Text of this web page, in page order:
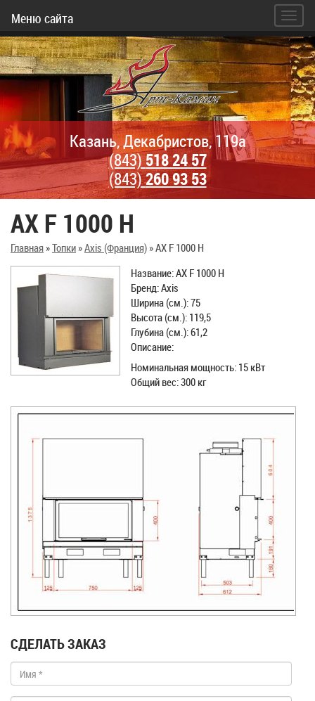
Меню сайта
Казань, Декабристов, 119а
(843)518 24 57
(843)260 93 53
AX F 1000 H
Главная»Топки»Axis (Франция)»AX F 1000 H
Название: AX F 1000 H
Бренд: Axis
Ширина (см.): 75
Высота (см.): 119,5
Глубина (см.): 61,2
Описание:
Номинальная мощность: 15 кВт
Общий вес: 300 кг
СДЕЛАТЬ ЗАКАЗ